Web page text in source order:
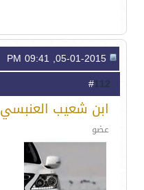
112
ابن شعيب العنبسي
عضو